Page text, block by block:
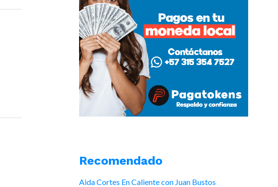
Recomendado
Aida Cortes En Caliente con Juan Bustos